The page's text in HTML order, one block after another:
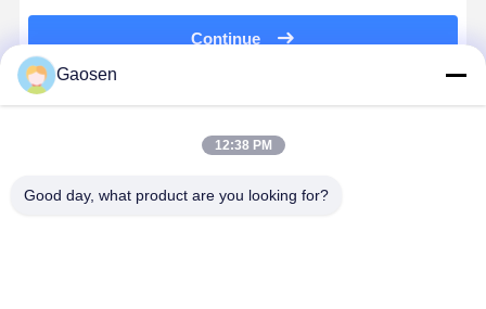
Continue
Gaosen
12:38 PM
Good day, what product are you looking for?